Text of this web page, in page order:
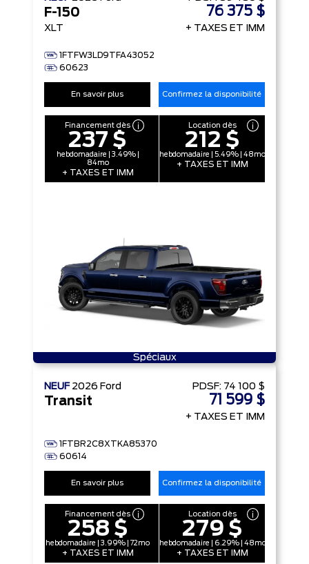
F-150
XLT
1FTFW3LD9TFA43052
60623
76 375 $
+ TAXES ET IMM
En savoir plus Confirmez la disponibilité
Financement dès
237 $
hebdomadaire | 3.49% |
84mo
+ TAXES ET IMM
Location dès
212 $
hebdomadaire | 5.49% | 48mo
+ TAXES ET IMM
Spéciaux
NEUF 2026 Ford
Transit
1FTBR2C8XTKA85370
60614
PDSF: 74 100 $
71 599 $
+ TAXES ET IMM
En savoir plus Confirmez la disponibilité
Financement dès
258 $
hebdomadaire | 3.99% | 72mo
+ TAXES ET IMM
Location dès
279 $
hebdomadaire | 6.29% | 48mo
+ TAXES ET IMM